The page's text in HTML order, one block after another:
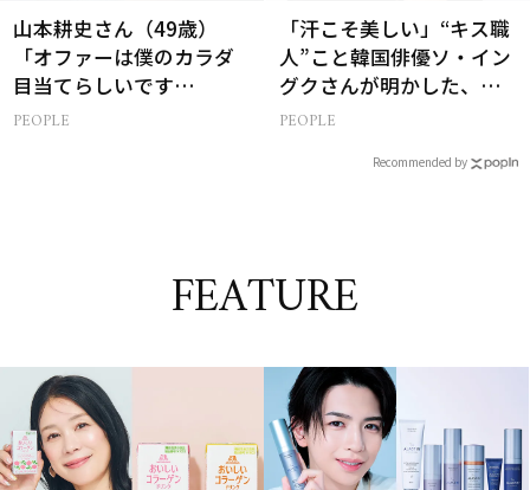
山本耕史さん（49歳）
「オファーは僕のカラダ
目当てらしいです
（笑）」全編英語ミュー
PEOPLE
「汗こそ美しい」“キス職
人”こと韓国俳優ソ・イン
グクさんが明かした、惹
かれる人の条件とは
PEOPLE
Recommended by
FEATURE